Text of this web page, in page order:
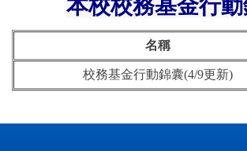
本校校務基金行
名稱
校務基金行動錦囊(4/9更新)